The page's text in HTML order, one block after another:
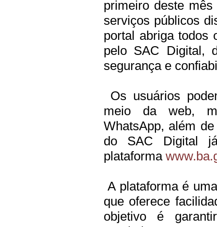
primeiro deste
serviços públicos
portal abriga todos
pelo SAC Digital,
segurança e
Os usuários
meio da web,
WhatsApp, além
do SAC Digital
plataforma
A plataforma é
que oferece
objetivo é